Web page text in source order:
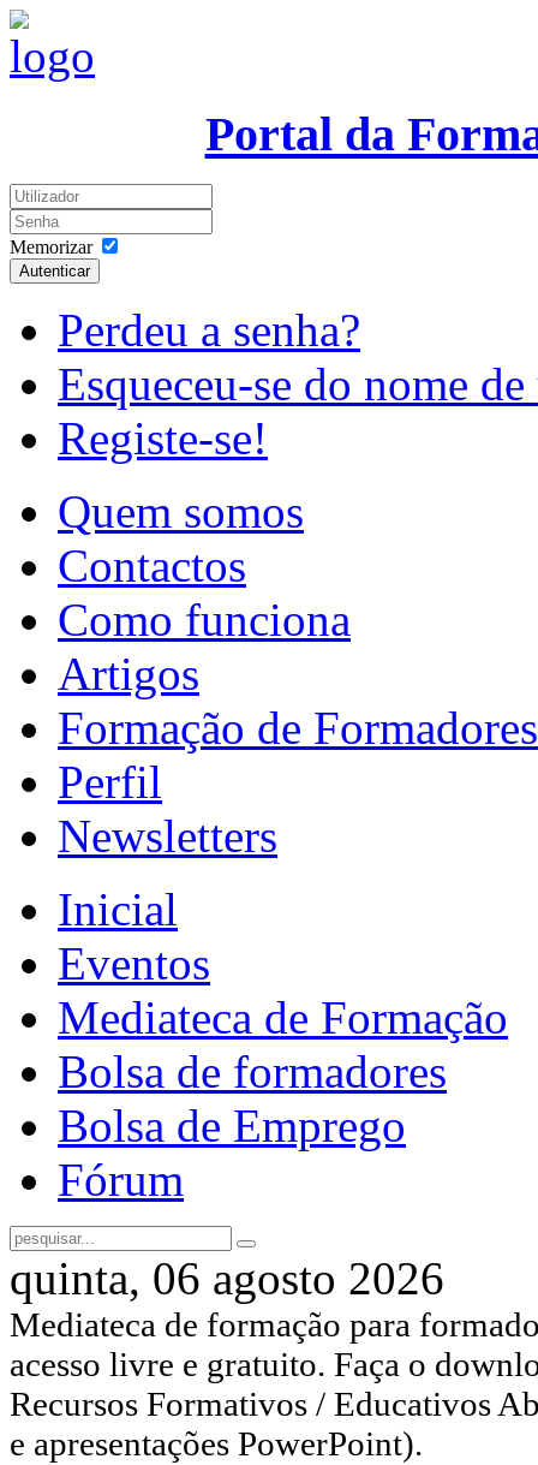
Portal da
Memorizar
Autenticar
Perdeu a senha?
Esqueceu-se do nome
Registe-se!
Quem somos
Contactos
Como funciona
Artigos
Formação de Formadores
Perfil
Newsletters
Inicial
Eventos
Mediateca de Formação
Bolsa de formadores
Bolsa de Emprego
Fórum
quinta, 06 agosto 2026
Mediateca de formação para
acesso livre e gratuito. Faça o
Recursos Formativos / Educativos
e apresentações PowerPoint).